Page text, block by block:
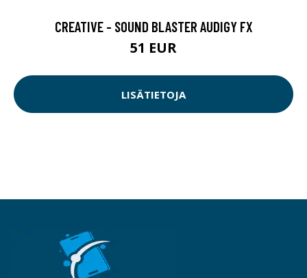
CREATIVE - SOUND BLASTER AUDIGY FX
51 EUR
LISÄTIETOJA